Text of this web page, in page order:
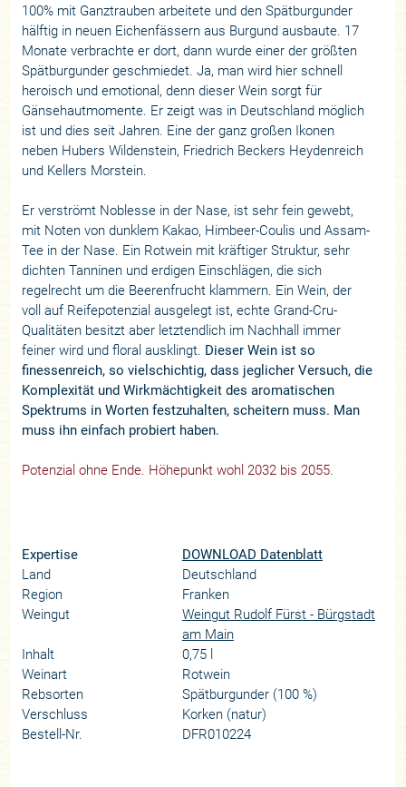
100% mit Ganztrauben arbeitete und den Spätburgunder
hälftig in neuen Eichenfässern aus Burgund ausbaute. 17
Monate verbrachte er dort, dann wurde einer der größten
Spätburgunder geschmiedet. Ja, man wird hier schnell
heroisch und emotional, denn dieser Wein sorgt für
Gänsehautmomente. Er zeigt was in Deutschland möglich
ist und dies seit Jahren. Eine der ganz großen Ikonen
neben Hubers Wildenstein, Friedrich Beckers Heydenreich
und Kellers Morstein.
Er verströmt Noblesse in der Nase, ist sehr fein gewebt,
mit Noten von dunklem Kakao, Himbeer-Coulis und Assam-
Tee in der Nase. Ein Rotwein mit kräftiger Struktur, sehr
dichten Tanninen und erdigen Einschlägen, die sich
regelrecht um die Beerenfrucht klammern. Ein Wein, der
voll auf Reifepotenzial ausgelegt ist, echte Grand-Cru-
Qualitäten besitzt aber letztendlich im Nachhall immer
feiner wird und floral ausklingt. Dieser Wein ist so
finessenreich, so vielschichtig, dass jeglicher Versuch, die
Komplexität und Wirkmächtigkeit des aromatischen
Spektrums in Worten festzuhalten, scheitern muss. Man
muss ihn einfach probiert haben.
Potenzial ohne Ende. Höhepunkt wohl 2032 bis 2055.
Expertise
DOWNLOAD Datenblatt
Land
Deutschland
Region
Franken
Weingut
Weingut Rudolf Fürst - Bürgstadt
am Main
Inhalt
0,75 l
Weinart
Rotwein
Rebsorten
Spätburgunder (100 %)
Verschluss
Korken (natur)
Bestell-Nr.
DFR010224